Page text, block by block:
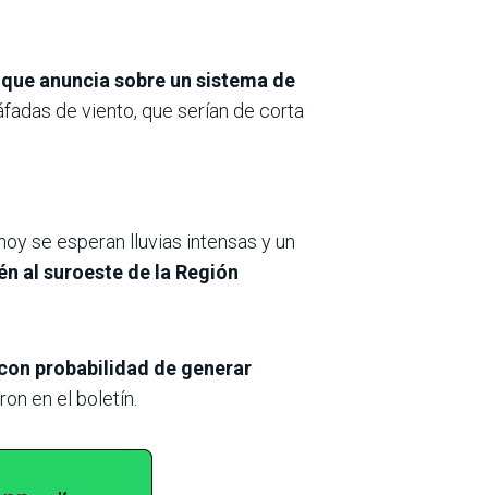
anuncia sobre un sistema de
de viento, que serían de corta
se esperan lluvias intensas y un
al suroeste de la Región
probabilidad de generar
en el boletín.